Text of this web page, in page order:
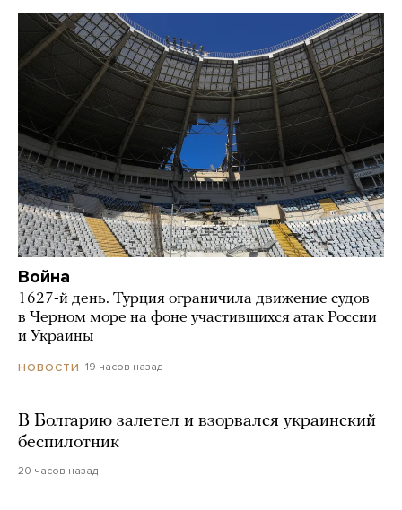
Война
1627-й день. Турция ограничила движение судов
в Черном море на фоне участившихся атак России
и Украины
НОВОСТИ 19 часов назад
В Болгарию залетел и взорвался украинский
беспилотник
20 часов назад